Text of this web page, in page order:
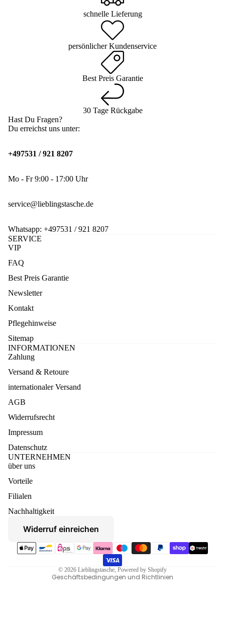
schnelle Lieferung
persönlicher Kundenservice
Best Preis Garantie
30 Tage Rückgabe
Hast Du Fragen?
Du erreichst uns unter:
+497531 / 921 8207
Mo - Fr 9:00 - 17:00 Uhr
service@lieblingstasche.de
Whatsapp: +497531 / 921 8207
SERVICE
VIP
FAQ
Best Preis Garantie
Newsletter
Kontakt
Pflegehinweise
Sitemap
INFORMATIONEN
Zahlung
Versand & Retoure
internationaler Versand
AGB
Widerrufsrecht
Impressum
Datenschutz
UNTERNEHMEN
über uns
Vorteile
Filialen
Nachhaltigkeit
Widerruf einreichen
Zahlungsmethoden
© 2026 Lieblingstasche , Powered by Shopify
Geschäftsbedingungen und Richtlinien
Kontaktinformationen